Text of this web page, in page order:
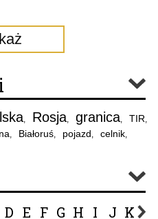
, Rosja, granica, TIR,
, Białoruś, pojazd, celnik,
D E F G H I J K L